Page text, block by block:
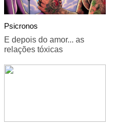
Psicronos
E depois do amor... as
relações tóxicas